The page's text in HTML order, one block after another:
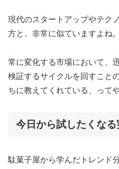
現代のスタートアップやテク
方と、非常に似ていますよね。
常に変化する市場において、
検証するサイクルを回すこと
ちに教えてくれている、って
今日から試したくなる
駄菓子屋から学んだトレンド